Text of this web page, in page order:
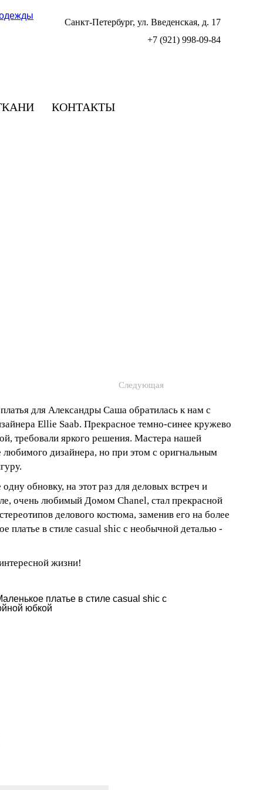
Санкт-Петербург, ул. Введенская, д. 17
+7 (921) 998-09-84
КОНТАКТЫ
Следующая
для Александры Саша обратилась к нам с
Ellie Saab. Прекрасное темно-синее кружево
требовали яркого решения. Мастера нашей
дизайнера, но при этом с оригнальным
обновку, на этот раз для деловых встреч и
очень любимый Домом Chanel, стал прекрасной
делового костюма, заменив его на более
платье в стиле casual shic с необычной деталью -
жизни!